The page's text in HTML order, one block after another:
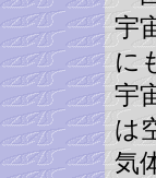
宇
に
宇
は
気